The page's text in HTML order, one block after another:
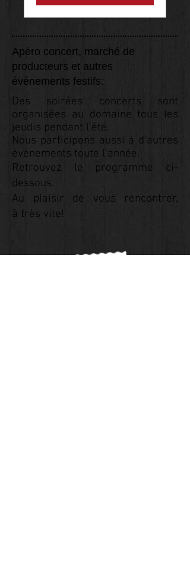
Apéro concert, marché de
producteurs et autres
événements festifs:
Des soirées concerts sont
organisées au domaine tous les
jeudis pendant l'été.
Nous participons aussi à d'autres
évènements toute l'année.
Retrouvez le programme ci-
dessous.
Au plaisir de vous rencontrer,
à très vite!